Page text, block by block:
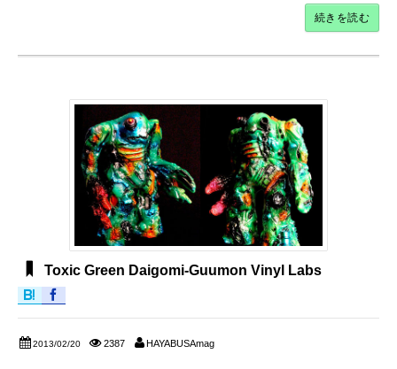
続きを読む
Toxic Green Daigomi-Guumon Vinyl Labs
2013/02/20 2387 HAYABUSAmag